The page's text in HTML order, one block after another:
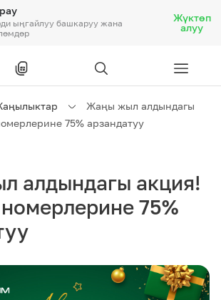
ыңгайлуу башкаруу жана
Жүктөп
алуу
Жаңы жыл алдындагы
75% арзандатуу
алдындагы акция!
75%